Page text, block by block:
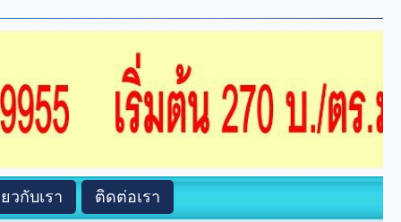
ยวกับเรา ติดต่อเรา